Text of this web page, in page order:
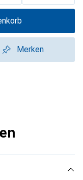
Merken